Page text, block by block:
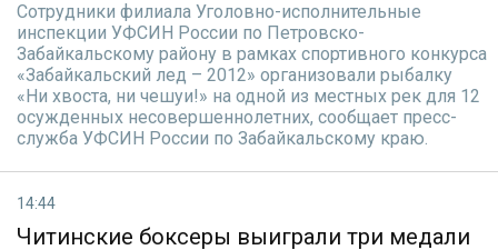
Сотрудники филиала Уголовно-исполнительные
инспекции УФСИН России по Петровско-
Забайкальскому району в рамках спортивного конкурса
«Забайкальский лед – 2012» организовали рыбалку
«Ни хвоста, ни чешуи!» на одной из местных рек для 12
осужденных несовершеннолетних, сообщает пресс-
служба УФСИН России по Забайкальскому краю.
14:44
Читинские боксеры выиграли три медали